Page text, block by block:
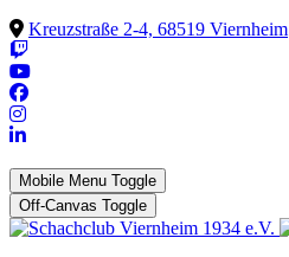
Kreuzstraße 2-4, 68519 Viernheim
Mobile Menu Toggle
Off-Canvas Toggle